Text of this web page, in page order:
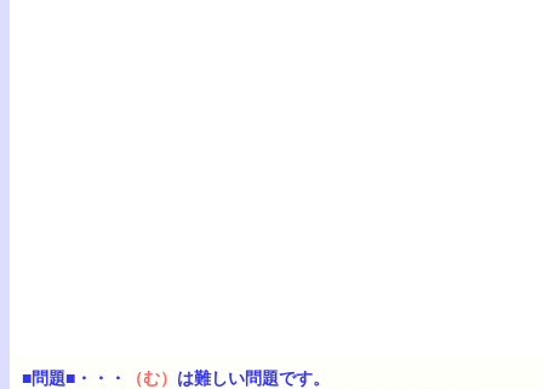
■問題■・・・ （む） は難しい問題です。